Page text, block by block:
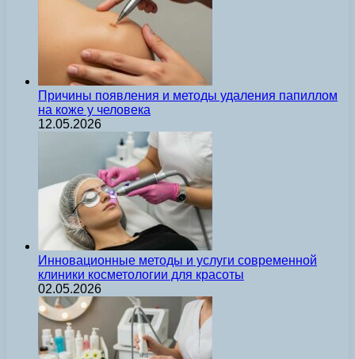
Причины появления и методы удаления папиллом
на коже у человека
12.05.2026
Инновационные методы и услуги современной
клиники косметологии для красоты
02.05.2026